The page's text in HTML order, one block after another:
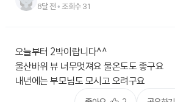
8달 전 • 조회수31
오늘부터 2박이랍니다^^
울산바위 뷰 너무멋져요 물온도도 좋구요
내년에는 부모님도 모시고 오려구요